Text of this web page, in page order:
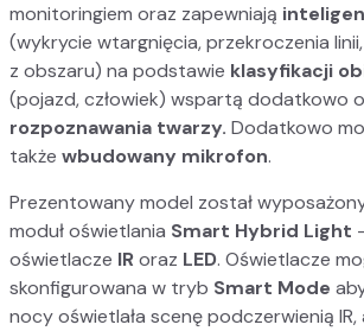
monitoringiem oraz zapewniają
(wykrycie wtargnięcia, przekroczenia
z obszaru) na podstawie klasyfikacji
(pojazd, człowiek) wspartą dodatkowo o
rozpoznawania twarzy. Dodatkowo
także wbudowany mikrofon.
Prezentowany model został
moduł oświetlania Smart Hybrid Light
oświetlacze IRoraz LED. Oświetlacze
skonfigurowana w tryb Smart Mode
nocy oświetlała scenę podczerwienią